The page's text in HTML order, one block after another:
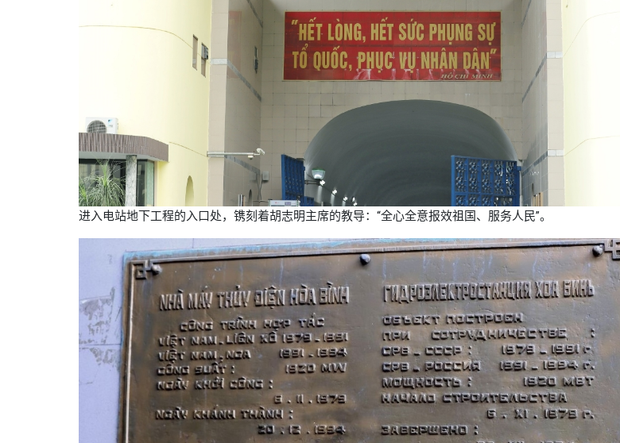
进入电站地下工程的入口处，镌刻着胡志明主席的教导：“全心全意报效祖国、服务人民”。